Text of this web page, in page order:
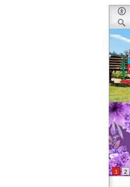
1 2